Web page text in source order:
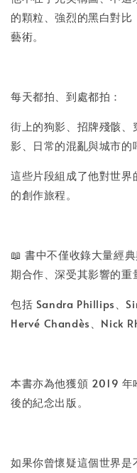
的顆粒、強烈的黑白對
藝術。
每天都拍、到處都拍：
街上的狗影、招牌殘骸
影、日常的混亂與城市
這些片段組成了他對世
的創作旅程。
📖 書中不僅收錄大量經
期合作、深受其影響的重
包括 Sandra Phillips、
Hervé Chandès、Nick
本書亦為他獲頒 2019 年
後的紀念出版。
如果你曾懷疑這個世界是